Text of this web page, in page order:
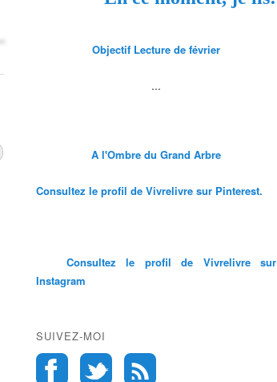
Objectif Lecture de février
...
A l'Ombre du Grand Arbre
Consultez le profil de Vivrelivre sur Pinterest.
Consultez le profil de Vivrelivre sur
Instagram
SUIVEZ-MOI